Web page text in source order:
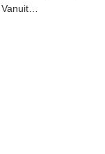
Vanuit…